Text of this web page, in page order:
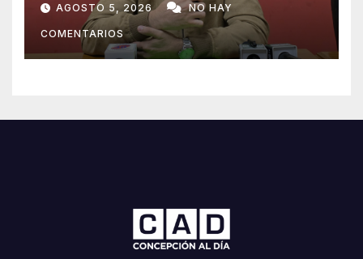
municipio
AGOSTO 5, 2026 NO HAY
COMENTARIOS